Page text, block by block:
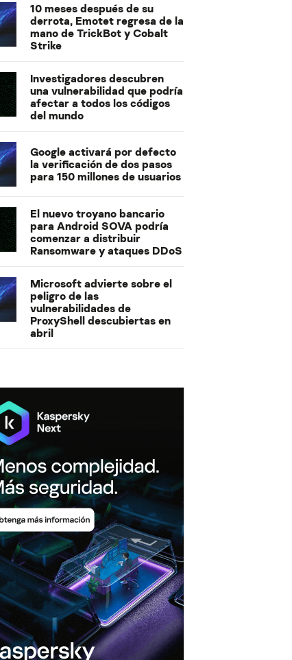
10 meses después de su
derrota, Emotet regresa de la
mano de TrickBot y Cobalt
Strike
Investigadores descubren
una vulnerabilidad que podría
afectar a todos los códigos
del mundo
Google activará por defecto
la verificación de dos pasos
para 150 millones de usuarios
El nuevo troyano bancario
para Android SOVA podría
comenzar a distribuir
Ransomware y ataques DDoS
Microsoft advierte sobre el
peligro de las
vulnerabilidades de
ProxyShell descubiertas en
abril